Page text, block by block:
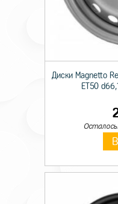
Диски Magnetto
ET50